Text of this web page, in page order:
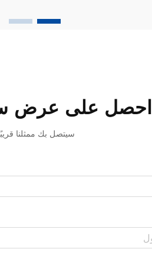
التقليدية، فإن معجون الأسنان
احصل على عرض
سيتصل بك ممثلنا